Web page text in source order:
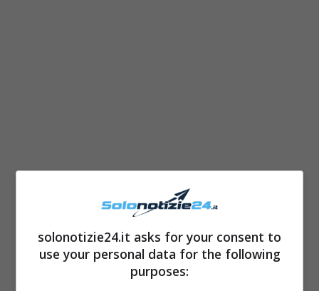
solonotizie24.it asks for your consent to
use your personal data for the following
purposes: